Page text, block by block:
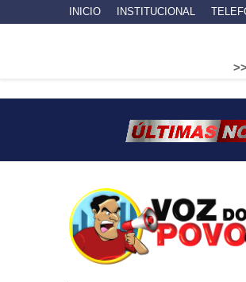
INICIO INSTITUCIONAL
JEEP